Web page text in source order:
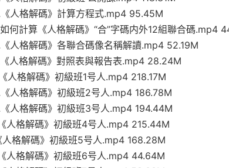
人格解碼》計算方程式.mp4 95.45M
何計算《人格解碼》“合”字碼内外12組聯合碼.mp4
人格解碼》各聯合碼像名稱解讀.mp4 52.19M
人格解碼》對照表與報告表.mp4 28.24M
人格解碼》初級班1号人.mp4 218.17M
人格解碼》初級班2号人.mp4 186.78M
人格解碼》初級班3号人.mp4 194.44M
人格解碼》初級班4号人.mp4 215.44M
人格解碼》初級班5号人.mp4 168.28M
人格解碼》初級班6号人.mp4 44.64M